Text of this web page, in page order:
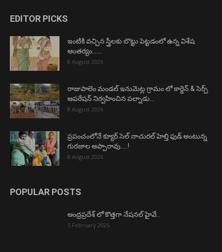
EDITOR PICKS
ఇంటికి వచ్చిన స్త్రీలకు బొట్టు పెట్టడంలో ఉన్న విశేష
ఆంతర్యం…….
8 August 2026
రాజుపాలెం మండల్ ఇనుమెట్ల గ్రామం లో కార్డెన్ & సెర్చ్
ఆపరేషన్ నిర్వహించిన పల్నాడు...
8 August 2026
ప్రపంచంలోనే క్యూర్ సెల్ నాచురల్ హెల్తి ఫుడ్ అంటున్న
గురజాల అప్పారావు…..!
8 August 2026
POPULAR POSTS
ఆంధ్రప్రదేశ్ లో కొత్తగా నేషనల్ హైవే..
5 February 2025